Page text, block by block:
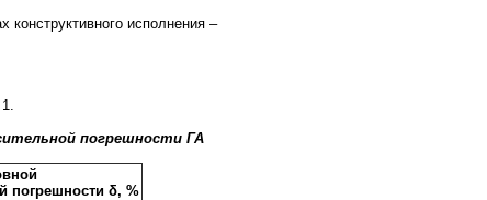
конструктивного исполнения –
погрешности ГА
погрешности δ, %